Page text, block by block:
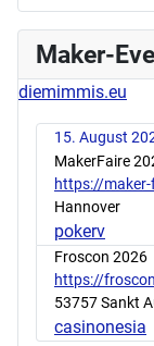
Maker-
diemimmis.eu
15. August
MakerFaire
https://
Hannover
pokerv
Froscon 2026
https://
53757 Sankt
casinonesia